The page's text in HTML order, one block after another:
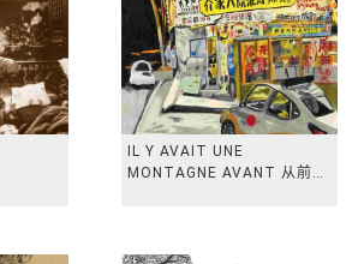
IL Y AVAIT UNE
MONTAGNE AVANT 从前有